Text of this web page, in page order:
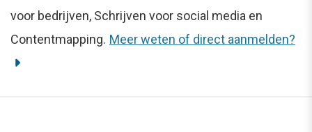
voor bedrijven, Schrijven voor social media en
Contentmapping. Meer weten of direct aanmelden?